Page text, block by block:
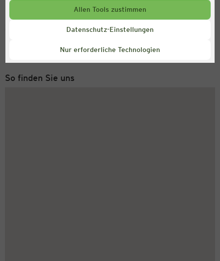
Allen Tools zustimmen
Datenschutz-Einstellungen
Nur erforderliche Technologien
Service Hotline
Montag bis Freitag 8-18 Uhr
So finden Sie uns